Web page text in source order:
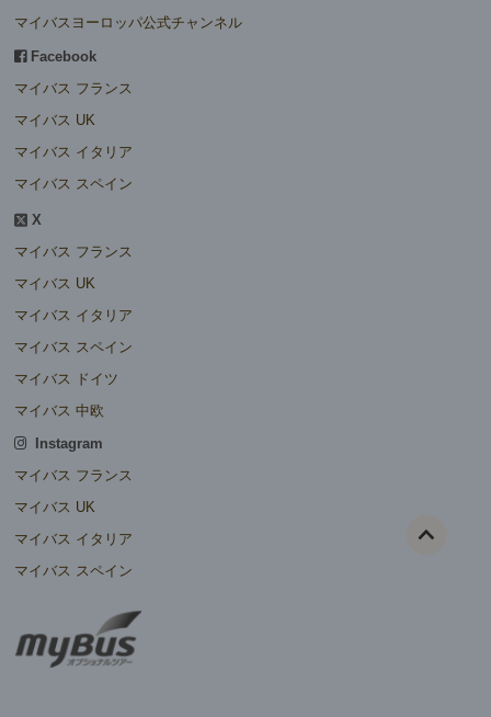
マイバスヨーロッパ公式チャンネル
Facebook
マイバス フランス
マイバス UK
マイバス イタリア
マイバス スペイン
X
マイバス フランス
マイバス UK
マイバス イタリア
マイバス スペイン
マイバス ドイツ
マイバス 中欧
Instagram
マイバス フランス
マイバス UK
マイバス イタリア
マイバス スペイン